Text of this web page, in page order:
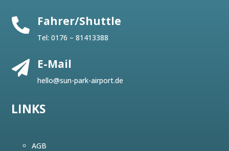
 Fahrer/Shuttle
Tel: 0176 – 81413388
 E-Mail
hello@sun-park-airport.de
LINKS
AGB